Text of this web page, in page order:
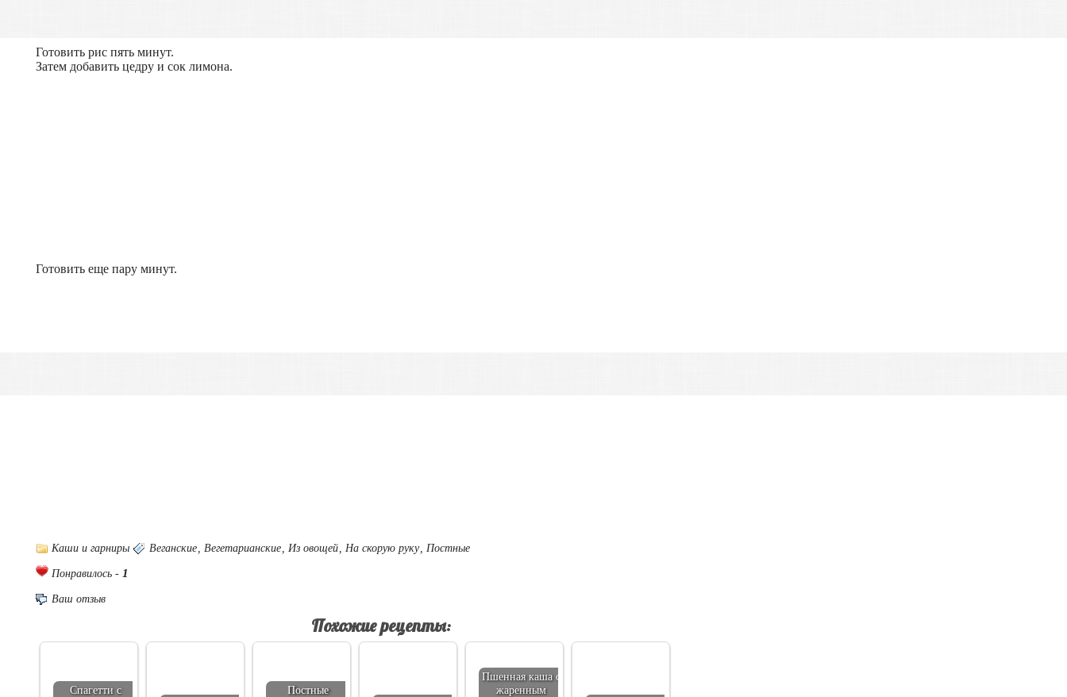
Готовить рис пять минут.
Затем добавить цедру и сок лимона.
Готовить еще пару минут.
Каши и гарниры Веганские,Вегетарианские,Из овощей,На скорую руку,Постные
Понравилось - 1
Ваш отзыв
Похожие рецепты:
Спагетти с Постные
Пшенная каша с
жаренным